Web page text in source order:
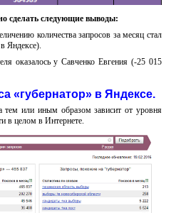
сделать следующие выводы:
количества запросов за месяц стал
Яндексе).
оказалось у Савченко Евгения (-25 015
«губернатор» в Яндексе.
тем или иным образом зависит от уровня
в целом в Интернете.